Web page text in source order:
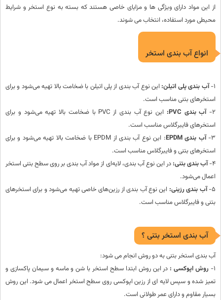
از این مواد دارای ویژگی ها و مزایای خاصی هستند که بسته به نوع استخر و شرایط
محیطی مورد استفاده، انتخاب می شوند.
انواع آب بندی استخر
1- آب بندی پلی اتیلن: این نوع آب بندی از پلی اتیلن با ضخامت بالا تهیه می‌شود و برای
استخرهای بتنی مناسب است.
2- آب بندی PVC:
این نوع آب بندی از PVC با ضخامت بالا تهیه می‌شود و برای
استخرهای فایبرگلاس مناسب است.
3- آب بندی EPDM
: این نوع آب بندی از EPDM با ضخامت بالا تهیه می‌شود و برای
استخرهای بتنی و فایبرگلاس مناسب است.
4- آب بندی بتنی: در این نوع آب بندی، لایه‌ای از مواد آب بندی بر روی سطح بتنی استخر
اعمال می‌شود.
5- آب بندی رزینی: این نوع آب بندی از رزین‌های خاصی تهیه می‌شود و برای استخرهای
بتنی و فایبرگلاس مناسب است.
آب بندی استخر بتنی ؟
آب بندی استخر بتنی به دو روش انجام می شود:
1- روش اپوکسی : در این روش ابتدا سطح استخر با شن و ماسه و سیمان پاکسازی و
تمیز شده و سپس لایه ای از رزین اپوکسی روی سطح استخر اعمال می شود. این روش
بسیار مقاوم و دارای عمر طولانی است.